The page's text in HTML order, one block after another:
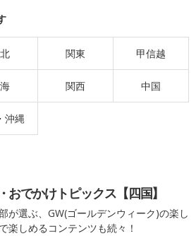
関東 甲信越
関西 中国
沖縄
おでかけトピックス【四国】
が選ぶ、GW(ゴールデンウィーク)の楽し
楽しめるコンテンツも続々！